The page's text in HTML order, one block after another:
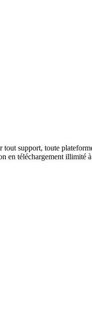
support, toute
en téléchargement illimité